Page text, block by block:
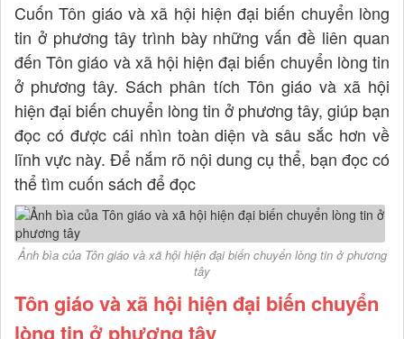
Cuốn Tôn giáo và xã hội hiện đại biến chuyển lòng
tin ở phương tây trình bày những vấn đề liên quan
đến Tôn giáo và xã hội hiện đại biến chuyển lòng tin
ở phương tây. Sách phân tích Tôn giáo và xã hội
hiện đại biến chuyển lòng tin ở phương tây, giúp bạn
đọc có được cái nhìn toàn diện và sâu sắc hơn về
lĩnh vực này. Để nắm rõ nội dung cụ thể, bạn đọc có
thể tìm cuốn sách để đọc
Ảnh bìa của Tôn giáo và xã hội hiện đại biến chuyển lòng tin ở phương
tây
Tôn giáo và xã hội hiện đại biến chuyển
lòng tin ở phương tây